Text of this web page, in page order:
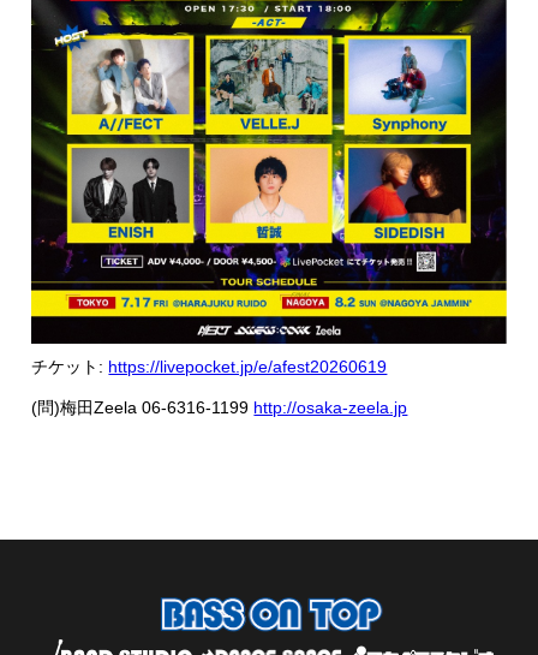
チケット: https://livepocket.jp/e/afest20260619
(問)梅田Zeela 06-6316-1199 http://osaka-zeela.jp